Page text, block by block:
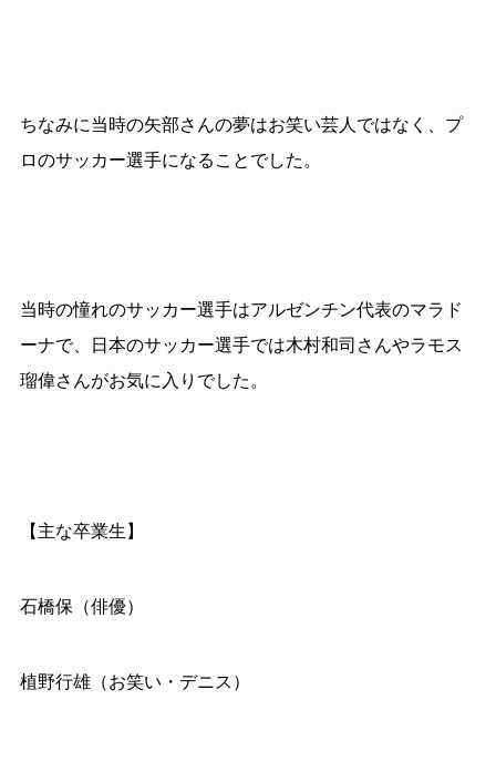
ちなみに当時の矢部さんの夢はお笑い芸人ではなく、プ
ロのサッカー選手になることでした。
当時の憧れのサッカー選手はアルゼンチン代表のマラド
ーナで、日本のサッカー選手では木村和司さんやラモス
瑠偉さんがお気に入りでした。
【主な卒業生】
石橋保（俳優）
植野行雄（お笑い・デニス）